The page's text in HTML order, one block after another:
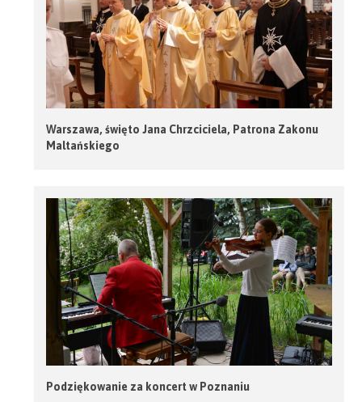
Warszawa, święto Jana Chrzciciela, Patrona Zakonu
Maltańskiego
Podziękowanie za koncert w Poznaniu